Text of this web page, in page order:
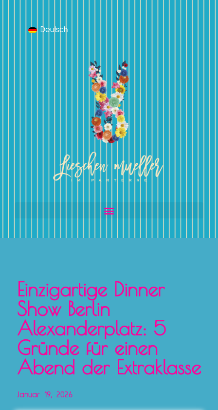
Deutsch
Einzigartige Dinner
Show Berlin
Alexanderplatz: 5
Gründe für einen
Abend der Extraklasse
Januar 19, 2026